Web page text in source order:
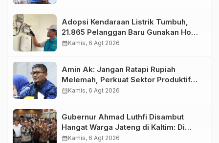
Adopsi Kendaraan Listrik Tumbuh,
21.865 Pelanggan Baru Gunakan Home
Charging Services PLN pada
calendar_monthKamis, 6 Agt 2026
Amin Ak: Jangan Ratapi Rupiah
Melemah, Perkuat Sektor Produktif
Negara
calendar_monthKamis, 6 Agt 2026
Gubernur Ahmad Luthfi Disambut
Hangat Warga Jateng di Kaltim: Di
Mana Bumi Dipijak, Di Situ Langit
calendar_monthKamis, 6 Agt 2026